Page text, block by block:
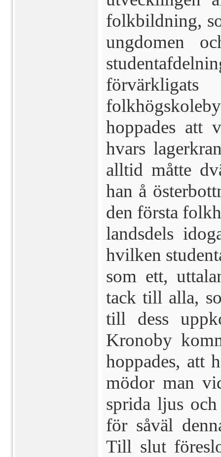
folkbildning,
ungdomen
hoppades att
hvars
alltid måtte
han å
den första
landsdels
hvilken
som ett,
tack till alla,
till dess
Kronoby
hoppades, att
mödor man
sprida ljus
för såväl
Till slut